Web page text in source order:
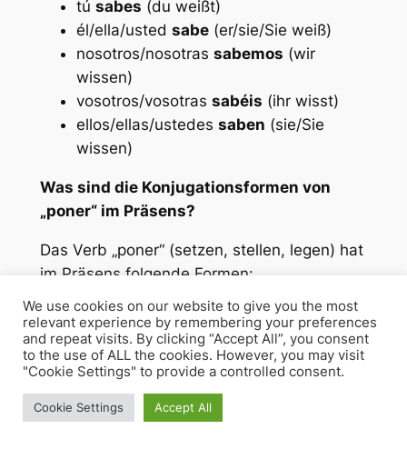
tú sabes (du weißt)
él/ella/usted sabe(er/sie/Sie weiß)
nosotros/nosotras sabemos (wir
wissen)
vosotros/vosotras sabéis (ihr wisst)
ellos/ellas/ustedes saben (sie/Sie
wissen)
Was sind die Konjugationsformen von
„poner“ im Präsens?
Das Verb „poner“ (setzen, stellen, legen) hat
im Präsens folgende Formen:
yopongo (ich stelle)
tú pones(du stellst)
él/ella/ustedpone(er/sie/Sie stellt)
nosotros/nosotras ponemos (wir
stellen)
We use cookies on our website to give you the most
relevant experience by remembering your preferences
and repeat visits. By clicking “Accept All”, you consent
to the use of ALL the cookies. However, you may visit
"Cookie Settings" to provide a controlled consent.
Cookie Settings Accept All